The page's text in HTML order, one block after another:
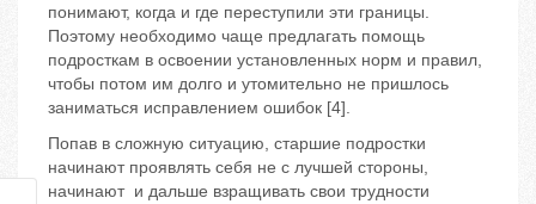
понимают, когда и где переступили эти границы.
Поэтому необходимо чаще предлагать помощь
подросткам в освоении установленных норм и правил,
чтобы потом им долго и утомительно не пришлось
заниматься исправлением ошибок [4].
Попав в сложную ситуацию, старшие подростки
начинают проявлять себя не с лучшей стороны,
начинают и дальше взращивать свои трудности